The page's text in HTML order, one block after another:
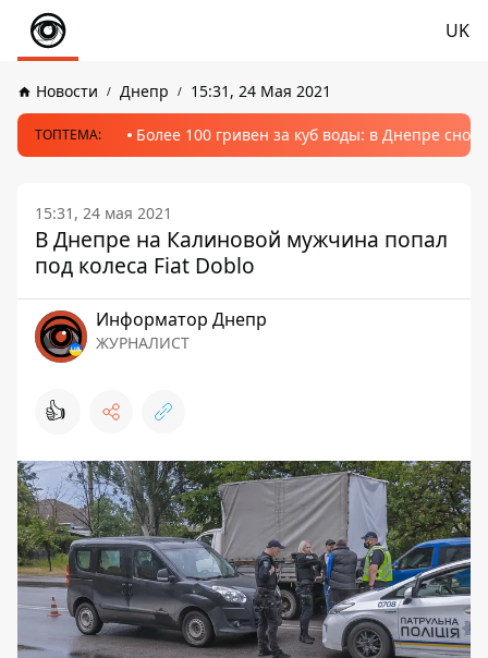
UK
Новости Днепр 15:31, 24 Мая 2021
ТОПТЕМА: Более 100 гривен за куб воды: в Днепре
15:31, 24 мая 2021
В Днепре на Калиновой мужчина попал
под колеса Fiat Doblo
Информатор Днепр
ЖУРНАЛИСТ
👍